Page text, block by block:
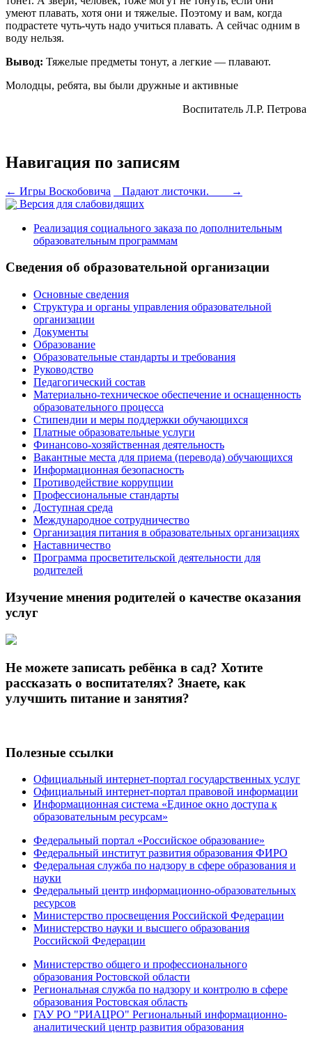
умеют плавать, хотя они и тяжелые. Поэтому и вам, когда
подрастете чуть-чуть надо учиться плавать. А сейчас одним в
воду нельзя.
Вывод: Тяжелые предметы тонут, а легкие — плавают.
Молодцы, ребята, вы были дружные и активные
Воспитатель Л.Р. Петрова
Навигация по записям
← Игры Воскобовича Падают листочки.
→
Версия для слабовидящих
Реализация социального заказа по дополнительным
образовательным программам
Сведения об образовательной организации
Основные сведения
Структура и органы управления образовательной
организации
Документы
Образование
Образовательные стандарты и требования
Руководство
Педагогический состав
Материально-техническое обеспечение и оснащенность
образовательного процесса
Стипендии и меры поддержки обучающихся
Платные образовательные услуги
Финансово-хозяйственная деятельность
Вакантные места для приема (перевода) обучающихся
Информационная безопасность
Противодействие коррупции
Профессиональные стандарты
Доступная среда
Международное сотрудничество
Организация питания в образовательных организациях
Наставничество
Программа просветительской деятельности для
родителей
Изучение мнения родителей о качестве оказания
услуг
Не можете записать ребёнка в сад? Хотите
рассказать о воспитателях? Знаете, как
улучшить питание и занятия?
Полезные ссылки
Официальный интернет-портал государственных услуг
Официальный интернет-портал правовой информации
Информационная система «Единое окно доступа к
образовательным ресурсам»
Федеральный портал «Российское образование»
Федеральный институт развития образования ФИРО
Федеральная служба по надзору в сфере образования и
науки
Федеральный центр информационно-образовательных
ресурсов
Министерство просвещения Российской Федерации
Министерство науки и высшего образования
Российской Федерации
Министерство общего и профессионального
образования Ростовской области
Региональная служба по надзору и контролю в сфере
образования Ростовская область
ГАУ РО "РИАЦРО" Региональный информационно-
аналитический центр развития образования